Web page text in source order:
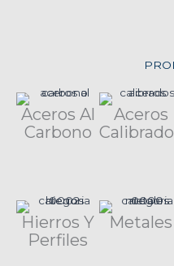
Aceros Al
Carbono
Aceros
Hierros Y
Perfiles
Metales